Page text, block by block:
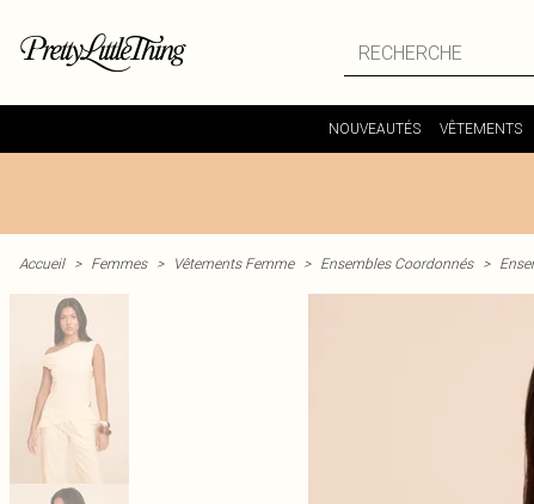
NOUVEAUTÉS VÊTEMENTS
Accueil > Femmes > Vêtements Femme > Ensembles Coordonnés >